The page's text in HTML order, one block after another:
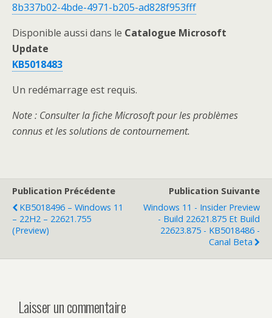
8b337b02-4bde-4971-b205-ad828f953fff
Disponible aussi dans le Catalogue Microsoft
Update
KB5018483
Un redémarrage est requis.
Note : Consulter la fiche Microsoft pour les problèmes
connus et les solutions de contournement.
Publication Précédente
KB5018496 – Windows 11
– 22H2 – 22621.755
(Preview)
Publication Suivante
Windows 11 - Insider Preview
- Build 22621.875 Et Build
22623.875 - KB5018486 -
Canal Beta
Laisser un commentaire